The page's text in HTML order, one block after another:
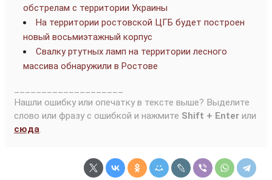
обстрелам с территории Украины
На территории ростовской ЦГБ будет построен
новый восьмиэтажный корпус
Cвалку ртутных ламп на территории лесного
массива обнаружили в Ростове
Нашли ошибку или опечатку в тексте выше? Выделите
слово или фразу с ошибкой и нажмите Shift + Enter или
сюда.